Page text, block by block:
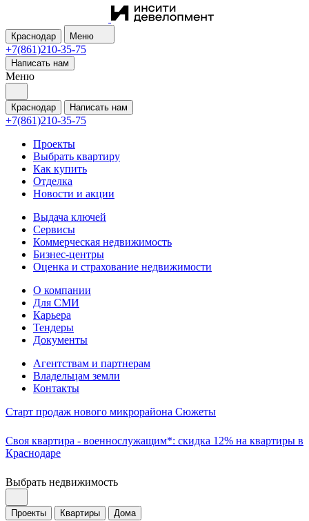
Краснодар Меню
+7(861)210-35-75
Написать нам
Меню
Краснодар Написать нам
+7(861)210-35-75
Проекты
Выбрать квартиру
Как купить
Отделка
Новости и акции
Выдача ключей
Сервисы
Коммерческая недвижимость
Бизнес-центры
Оценка и страхование недвижимости
О компании
Для СМИ
Карьера
Тендеры
Документы
Агентствам и партнерам
Владельцам земли
Контакты
Старт продаж нового микрорайона Сюжеты
Своя квартира - военнослужащим*: скидка 12% на квартиры в
Краснодаре
Выбрать недвижимость
Проекты Квартиры Дома